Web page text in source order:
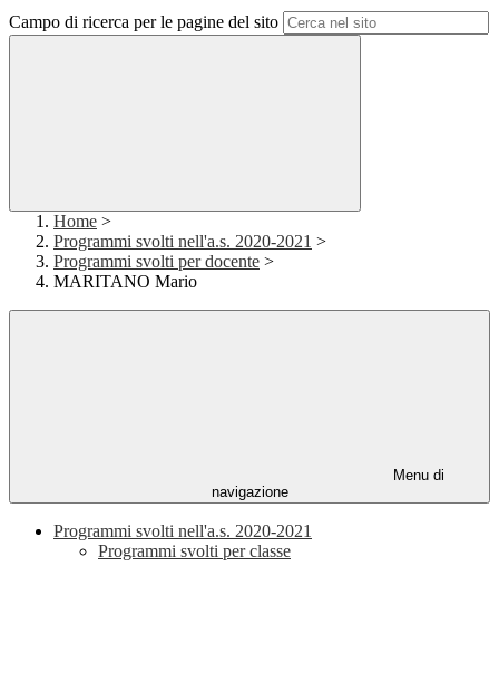
Campo di ricerca per le pagine del sito
Home >
Programmi svolti nell'a.s. 2020-2021 >
Programmi svolti per docente >
MARITANO Mario
Menu di
navigazione
Programmi svolti nell'a.s. 2020-2021
Programmi svolti per classe